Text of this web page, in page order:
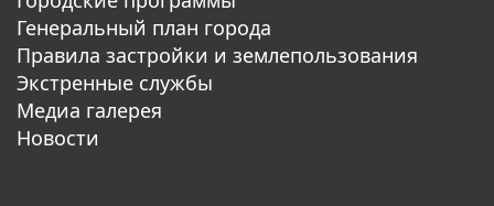
Генеральный план города
Правила застройки и землепользования
Экстренные службы
Медиа галерея
Новости